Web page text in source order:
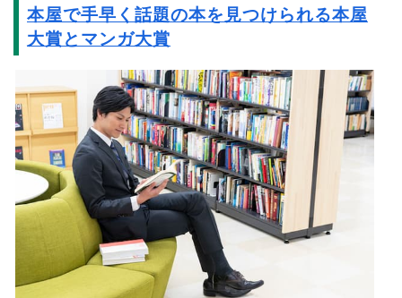
本屋で手早く話題の本を見つけられる本屋
大賞とマンガ大賞